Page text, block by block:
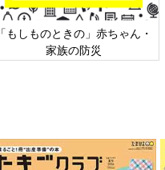
「もしものときの」赤ちゃん・
家族の防災